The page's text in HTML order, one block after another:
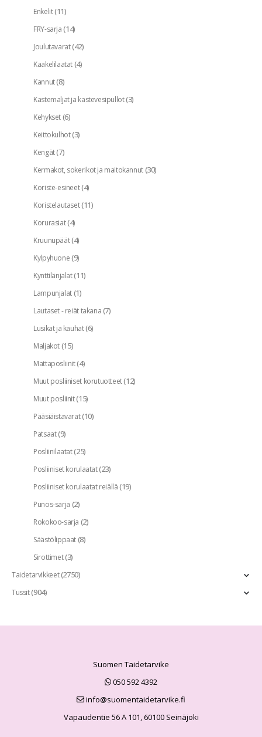
Enkelit(11)
FRY-sarja(14)
Joulutavarat(42)
Kaakelilaatat(4)
Kannut(8)
Kastemaljat ja kastevesipullot(3)
Kehykset(6)
Keittokulhot(3)
Kengät(7)
Kermakot, sokerikot ja maitokannut(30)
Koriste-esineet(4)
Koristelautaset(11)
Korurasiat(4)
Kruunupäät(4)
Kylpyhuone(9)
Kynttilänjalat(11)
Lampunjalat(1)
Lautaset - reiät takana(7)
Lusikat ja kauhat(6)
Maljakot(15)
Mattaposliinit(4)
Muut posliiniset korutuotteet(12)
Muut posliinit(15)
Pääsiäistavarat(10)
Patsaat(9)
Posliinilaatat(25)
Posliiniset korulaatat(23)
Posliiniset korulaatat reiällä(19)
Punos-sarja (2)
Rokokoo-sarja (2)
Säästölippaat(8)
Sirottimet(3)
Taidetarvikkeet(2750)
Tussit(904)
Suomen Taidetarvike
050 592 4392
info@suomentaidetarvike.fi
Vapaudentie 56 A 101, 60100 Seinäjoki